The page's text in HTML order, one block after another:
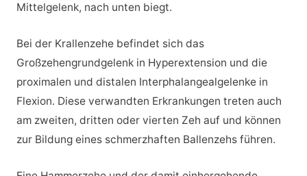
Mittelgelenk, nach unten biegt.
Bei der Krallenzehe befindet sich das
Großzehengrundgelenk in Hyperextension und die
proximalen und distalen Interphalangealgelenke in
Flexion. Diese verwandten Erkrankungen treten auch
am zweiten, dritten oder vierten Zeh auf und können
zur Bildung eines schmerzhaften Ballenzehs führen.